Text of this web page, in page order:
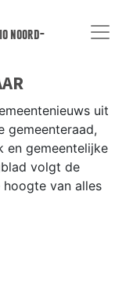
noord-
uit
gemeenteraad,
en gemeentelijke
volgt de
van alles